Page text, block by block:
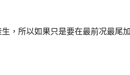
所以如果只是要在最前况最尾